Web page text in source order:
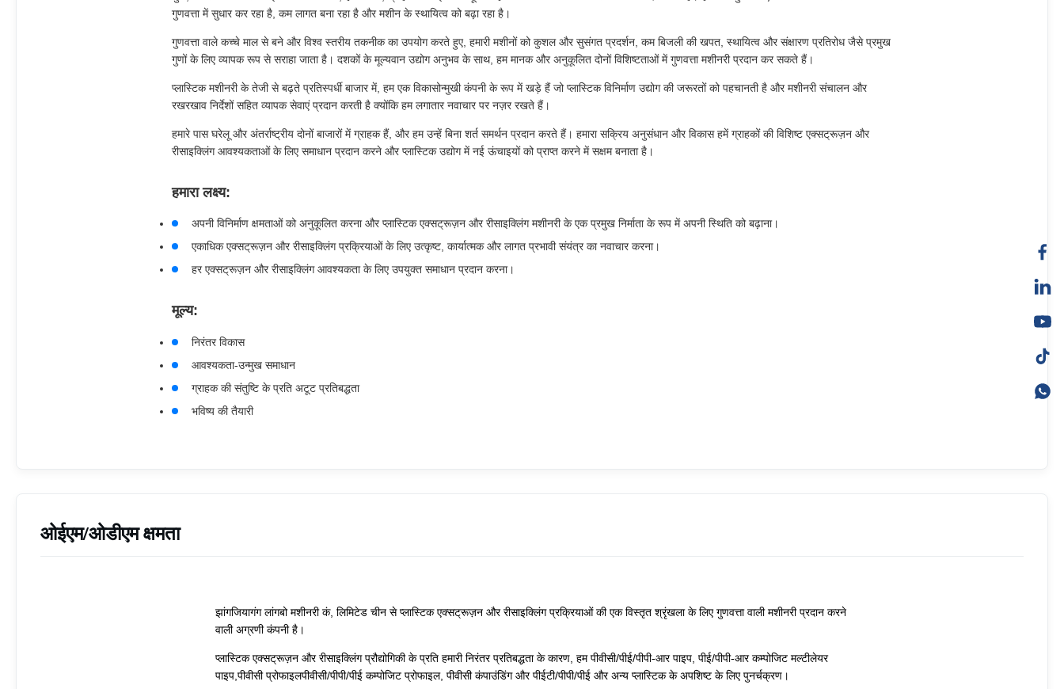
गुणवत्ता में सुधार कर रहा है, कम लागत बना रहा है और मशीन के स्थायित्व को बढ़ा रहा है।
गुणवत्ता वाले कच्चे माल से बने और विश्व स्तरीय तकनीक का उपयोग करते हुए, हमारी मशीनों को कुशल और सुसंगत प्रदर्शन, कम बिजली की खपत, स्थायित्व और संक्षारण प्रतिरोध जैसे प्रमुख
गुणों के लिए व्यापक रूप से सराहा जाता है। दशकों के मूल्यवान उद्योग अनुभव के साथ, हम मानक और अनुकूलित दोनों विशिष्टताओं में गुणवत्ता मशीनरी प्रदान कर सकते हैं।
प्लास्टिक मशीनरी के तेजी से बढ़ते प्रतिस्पर्धी बाजार में, हम एक विकासोन्मुखी कंपनी के रूप में खड़े हैं जो प्लास्टिक विनिर्माण उद्योग की जरूरतों को पहचानती है और मशीनरी संचालन और
रखरखाव निर्देशों सहित व्यापक सेवाएं प्रदान करती है क्योंकि हम लगातार नवाचार पर नज़र रखते हैं।
हमारे पास घरेलू और अंतर्राष्ट्रीय दोनों बाजारों में ग्राहक हैं, और हम उन्हें बिना शर्त समर्थन प्रदान करते हैं। हमारा सक्रिय अनुसंधान और विकास हमें ग्राहकों की विशिष्ट एक्सट्रूज़न और
रीसाइक्लिंग आवश्यकताओं के लिए समाधान प्रदान करने और प्लास्टिक उद्योग में नई ऊंचाइयों को प्राप्त करने में सक्षम बनाता है।
हमारा लक्ष्य:
अपनी विनिर्माण क्षमताओं को अनुकूलित करना और प्लास्टिक एक्सट्रूज़न और रीसाइक्लिंग मशीनरी के एक प्रमुख निर्माता के रूप में अपनी स्थिति को बढ़ाना।
एकाधिक एक्सट्रूज़न और रीसाइक्लिंग प्रक्रियाओं के लिए उत्कृष्ट, कार्यात्मक और लागत प्रभावी संयंत्र का नवाचार करना।
हर एक्सट्रूज़न और रीसाइक्लिंग आवश्यकता के लिए उपयुक्त समाधान प्रदान करना।
मूल्य:
निरंतर विकास
आवश्यकता-उन्मुख समाधान
ग्राहक की संतुष्टि के प्रति अटूट प्रतिबद्धता
भविष्य की तैयारी
ओईएम/ओडीएम क्षमता
झांगजियागंग लांगबो मशीनरी कं, लिमिटेड चीन से प्लास्टिक एक्सट्रूज़न और रीसाइक्लिंग प्रक्रियाओं की एक विस्तृत श्रृंखला के लिए गुणवत्ता वाली मशीनरी प्रदान करने
वाली अग्रणी कंपनी है।
प्लास्टिक एक्सट्रूज़न और रीसाइक्लिंग प्रौद्योगिकी के प्रति हमारी निरंतर प्रतिबद्धता के कारण, हम पीवीसी/पीई/पीपी-आर पाइप, पीई/पीपी-आर कम्पोजिट मल्टीलेयर
पाइप,पीवीसी प्रोफाइलपीवीसी/पीपी/पीई कम्पोजिट प्रोफाइल, पीवीसी कंपाउंडिंग और पीईटी/पीपी/पीई और अन्य प्लास्टिक के अपशिष्ट के लिए पुनर्चक्रण।